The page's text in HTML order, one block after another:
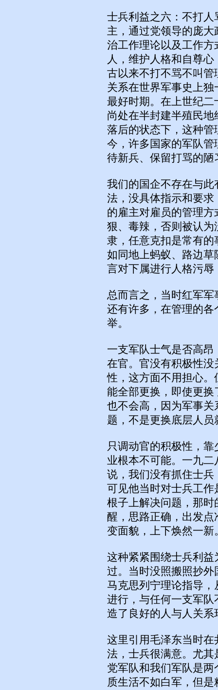
士兵利益之六：不打
主，通过党领导的庞
治工作理论以及工作
人，维护人格和自尊
古以来不打不骂不叫
关系在世界军事史上
最好时期。在上世纪
尚处在半封建半殖民
落后的状态下，这种
今，许多国家的军队
待新兵、保留打骂的陋
我们的国企不存在与
法，没具体指示和要
的雇主对雇员的管理
狠、毒辣，否则被认
隶，任意克扣是常有
如同地上蚂蚁、路边
言对下属进行人格污
总而言之，当时红军
还有许多，在管理的
举。
一支军队士气是否高
在官。官没有积极性
性，这方面不用担心
能全部更换，即使更
也不会高，因为军事
题，不是更换底层人员
只调动官的积极性，
业根本不可能。一九
说，我们没有抓住士
可见他当时对士兵工
根子上解决问题，那
醒，思路正确，出发
变面貌，上下焕然一新
这种紧紧围绕士兵利
过。当时没照搬照抄
马克思列宁理论指导
进行，与任何一支军
造了良好的人与人关
这里引用毛泽东当时
法，士兵很满意。尤
党军队和我们军队是
质生活不如白军，但